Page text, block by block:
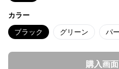
カラー
ブラック グリーン パ
購入画